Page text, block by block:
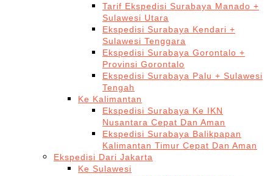
Tarif Ekspedisi Surabaya Manado +
Sulawesi Utara
Ekspedisi Surabaya Kendari +
Sulawesi Tenggara
Ekspedisi Surabaya Gorontalo +
Provinsi Gorontalo
Ekspedisi Surabaya Palu + Sulawesi
Tengah
Ke Kalimantan
Ekspedisi Surabaya Ke IKN
Nusantara Cepat Dan Aman
Ekspedisi Surabaya Balikpapan
Kalimantan Timur Cepat Dan Aman
Ekspedisi Dari Jakarta
Ke Sulawesi